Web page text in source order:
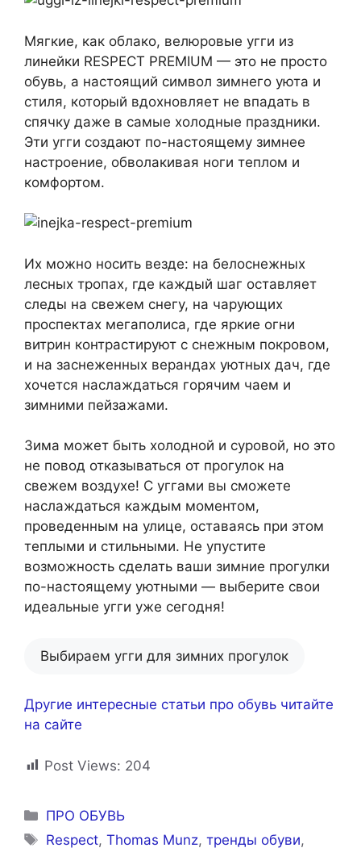
Мягкие, как облако, велюровые угги из
линейки RESPECT PREMIUM — это не просто
обувь, а настоящий символ зимнего уюта и
стиля, который вдохновляет не впадать в
спячку даже в самые холодные праздники.
Эти угги создают по-настоящему зимнее
настроение, обволакивая ноги теплом и
комфортом.
Их можно носить везде: на белоснежных
лесных тропах, где каждый шаг оставляет
следы на свежем снегу, на чарующих
проспектах мегаполиса, где яркие огни
витрин контрастируют с снежным покровом,
и на заснеженных верандах уютных дач, где
хочется наслаждаться горячим чаем и
зимними пейзажами.
Зима может быть холодной и суровой, но это
не повод отказываться от прогулок на
свежем воздухе! С уггами вы сможете
наслаждаться каждым моментом,
проведенным на улице, оставаясь при этом
теплыми и стильными. Не упустите
возможность сделать ваши зимние прогулки
по-настоящему уютными — выберите свои
идеальные угги уже сегодня!
Выбираем угги для зимних прогулок
Другие интересные статьи про обувь читайте
на сайте
Post Views: 204
Рубрики
ПРО ОБУВЬ
Метки
Respect,Thomas Munz,тренды обуви,